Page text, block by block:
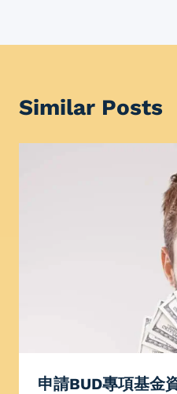
Similar Posts
申請BUD專項基金